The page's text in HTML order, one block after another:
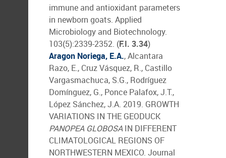
immune and antioxidant parameters
in newborn goats. Applied
Microbiology and Biotechnology.
103(5):2339-2352. (F.I. 3.34)
Aragon Noriega, E.A., Alcantara
Razo, E., Cruz Vásquez, R., Castillo
Vargasmachuca, S.G., Rodríguez
Domínguez, G., Ponce Palafox, J.T.,
López Sánchez, J.A. 2019. GROWTH
VARIATIONS IN THE GEODUCK
PANOPEA GLOBOSA IN DIFFERENT
CLIMATOLOGICAL REGIONS OF
NORTHWESTERN MEXICO. Journal